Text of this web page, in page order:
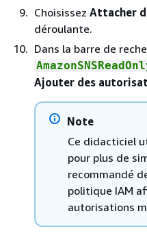
Choisissez Attacher
déroulante.
Dans la barre de
Ajouter des
Note
Ce didacticiel
pour plus de
recommandé
politique IAM
autorisations